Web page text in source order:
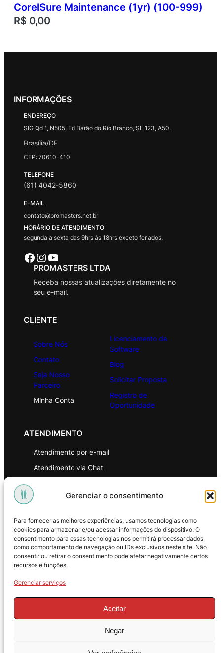
Gerenciar o consentimento
Para fornecer as melhores experiências, usamos tecnologias como
cookies para armazenar e/ou acessar informações do dispositivo. O
consentimento para essas tecnologias nos permitirá processar dados
como comportamento de navegação ou IDs exclusivos neste site. Não
consentir ou retirar o consentimento pode afetar negativamente certos
recursos e funções.
Gerenciar serviços
Aceitar
Negar
CorelSure Maintenance (1yr) (100-999)
R$ 0,00
INFORMAÇÕES
ENDEREÇO
SIG Qd 1, N505, Ed Barão do Rio Branco, SL 123, A50.
Brasília/DF
CEP: 70610-410
TELEFONE
(61) 4042-5860
E-MAIL
contato@promasters.net.br
HORÁRIO DE ATENDIMENTO
segunda a sexta das 9hrs às 18hrs exceto feriados.
Facebook Instagram Youtube
PROMASTERS LTDA
Receba nossas atualizações diretamente no
seu e-mail.
CLIENTE
Sobre Nós
Contato
Seja Nosso
Parceiro
Minha Conta
Licenciamento de
Software
Blog
Solicitar Proposta
Registro de
Oportunidade
ATENDIMENTO
Atendimento por e-mail
Atendimento via Chat
Política de Privacidade
Política de Troca e Devoluções
Política de Reembolso